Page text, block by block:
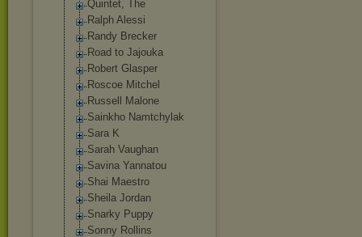
Quintet, The
Ralph Alessi
Randy Brecker
Road to Jajouka
Robert Glasper
Roscoe Mitchel
Russell Malone
Sainkho Namtchylak
Sara K
Sarah Vaughan
Savina Yannatou
Shai Maestro
Sheila Jordan
Snarky Puppy
Sonny Rollins